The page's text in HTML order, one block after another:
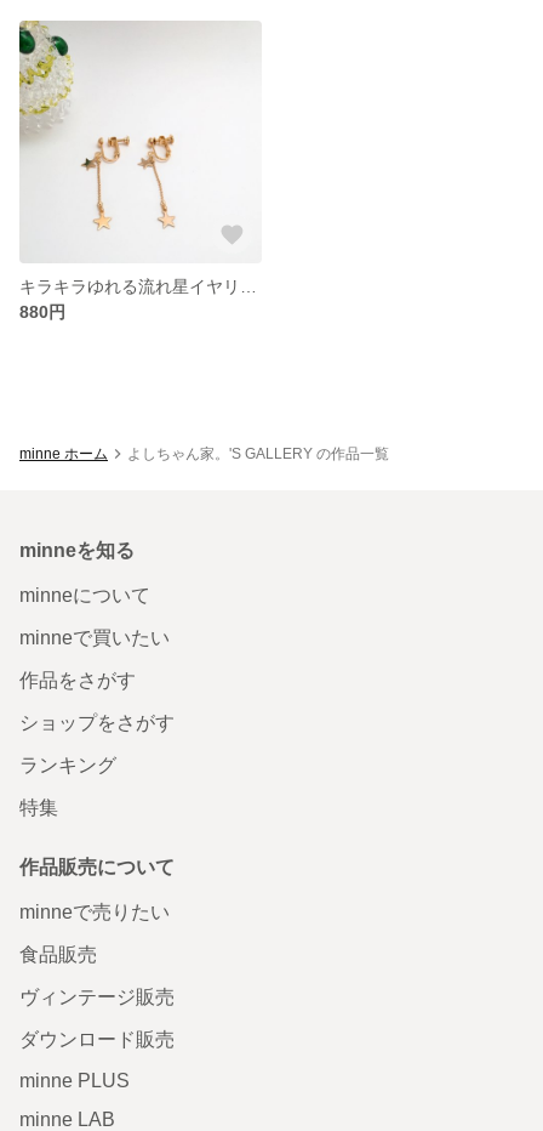
880円
minne ホーム よしちゃん家。'S GALLERY の作品一覧
minneを知る
minneについて
minneで買いたい
作品をさがす
ショップをさがす
ランキング
特集
作品販売について
minneで売りたい
食品販売
ヴィンテージ販売
ダウンロード販売
minne PLUS
minne LAB